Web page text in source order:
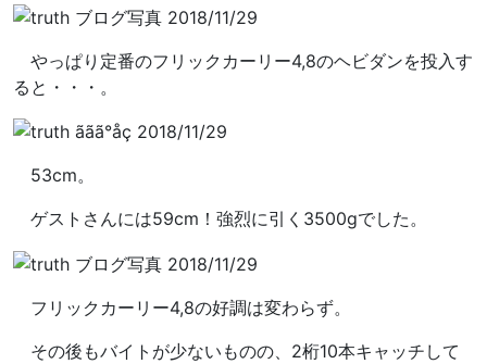
やっぱり定番のフリックカーリー4,8のヘビダンを投入す
ると・・・。
53cm。
ゲストさんには59cm！強烈に引く3500gでした。
フリックカーリー4,8の好調は変わらず。
その後もバイトが少ないものの、2桁10本キャッチして